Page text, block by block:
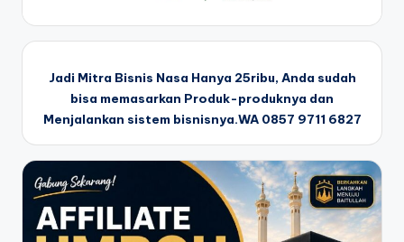
Jadi Mitra Bisnis Nasa Hanya 25ribu, Anda sudah
bisa memasarkan Produk-produknya dan
Menjalankan sistem bisnisnya.WA 0857 9711 6827